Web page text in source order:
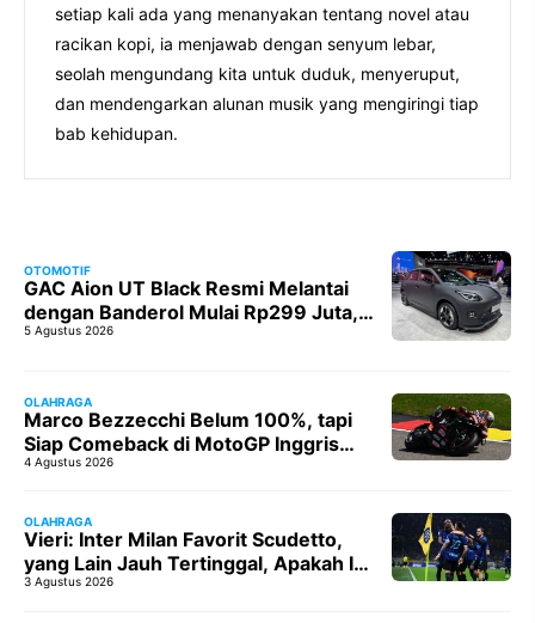
setiap kali ada yang menanyakan tentang novel atau
racikan kopi, ia menjawab dengan senyum lebar,
seolah mengundang kita untuk duduk, menyeruput,
dan mendengarkan alunan musik yang mengiringi tiap
bab kehidupan.
OTOMOTIF
GAC Aion UT Black Resmi Melantai
dengan Banderol Mulai Rp299 Juta,
Tawarkan Kemewahan dan Performa
5 Agustus 2026
OLAHRAGA
Marco Bezzecchi Belum 100%, tapi
Siap Comeback di MotoGP Inggris
2026!
4 Agustus 2026
OLAHRAGA
Vieri: Inter Milan Favorit Scudetto,
yang Lain Jauh Tertinggal, Apakah Ini
Tahun Mereka?
3 Agustus 2026